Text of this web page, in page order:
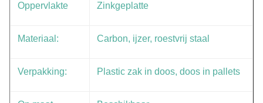
Oppervlakte Zinkgeplatte
Materiaal: Carbon, ijzer, roestvrij staal
Verpakking: Plastic zak in doos, doos in pallets